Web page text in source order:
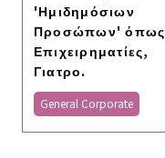
'Ημιδημόσιων
Προσώπων' όπως
Επιχειρηματίες,
Γιατρο.
General Corporate